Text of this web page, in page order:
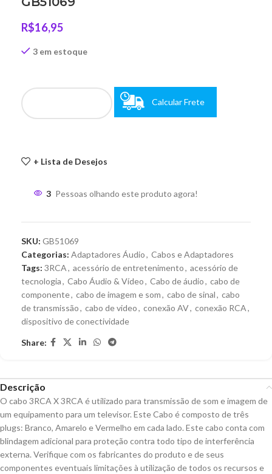
R$16,95
3 em estoque
Calcular Frete
+ Lista de Desejos
3 Pessoas olhando este produto agora!
SKU: GB51069
Categorias: Adaptadores Áudio, Cabos e Adaptadores
Tags: 3RCA, acessório de entretenimento, acessório de
tecnologia, Cabo Áudio & Vídeo, Cabo de áudio, cabo de
componente, cabo de imagem e som, cabo de sinal, cabo
de transmissão, cabo de video, conexão AV, conexão RCA,
dispositivo de conectividade
Share:
Descrição
O cabo 3RCA X 3RCA é utilizado para transmissão de som e imagem de
um equipamento para um televisor. Este Cabo é composto de três
plugs: Branco, Amarelo e Vermelho em cada lado. Este cabo conta com
blindagem adicional para proteção contra todo tipo de interferência
externa. Verifique com os fabricantes do produto e de seus
componentes eventuais limitações à utilização de todos os recursos e